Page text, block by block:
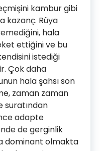
kambur gibi
kazanç. Rüya
hala
ettiğini ve bu
istediği
Çok daha
hala şahsı son
zaman zaman
suratından
adapte
de gerginlik
dominant olmakta